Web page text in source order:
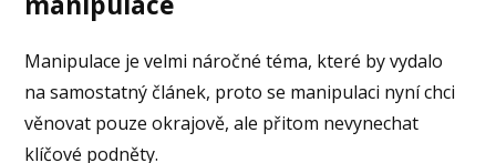
Manipulace je velmi náročné téma, které by vydalo
na samostatný článek, proto se manipulaci nyní chci
věnovat pouze okrajově, ale přitom nevynechat
klíčové podněty.